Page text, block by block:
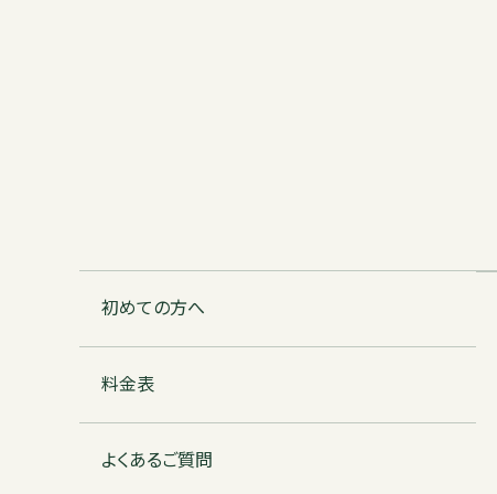
初めての方へ
料金表
よくあるご質問